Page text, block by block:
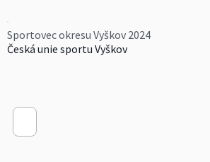
Sportovec okresu Vyškov 2024
Česká unie sportu Vyškov